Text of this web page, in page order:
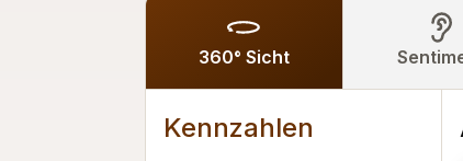
360° Sicht
Kennzahlen